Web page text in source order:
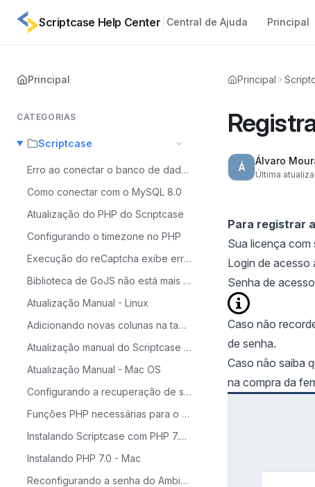
Scriptcase Help Center Central de Ajuda Principal
Principal
CATEGORIAS
Scriptcase
Erro ao conectar o banco de dados MySQL 8
Como conectar com o MySQL 8.0
Atualização do PHP do Scriptcase
Configurando o timezone no PHP
Execução do reCaptcha exibe erro - MacOS
Biblioteca de GoJS não está mais disponível
Atualização Manual - Linux
Adicionando novas colunas na tabela para o Calendário
Atualização manual do Scriptcase no Windows
Atualização Manual - Mac OS
Configurando a recuperação de senha no Scriptcase
Funções PHP necessárias para o ScriptCase
Instalando Scriptcase com PHP 7.0 no Windows
Instalando PHP 7.0 - Mac
Reconfigurando a senha do Ambiente de Produção
Principal
Á
Álvaro
Última
Para registrar
Sua licença com
Login de acesso
Senha de
Caso não
de senha.
Caso não saiba
na compra da